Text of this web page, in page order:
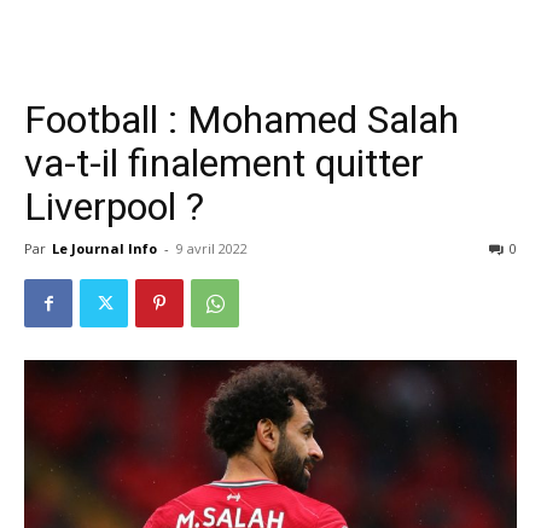
Football : Mohamed Salah
va-t-il finalement quitter
Liverpool ?
Par Le Journal Info - 9 avril 2022 0